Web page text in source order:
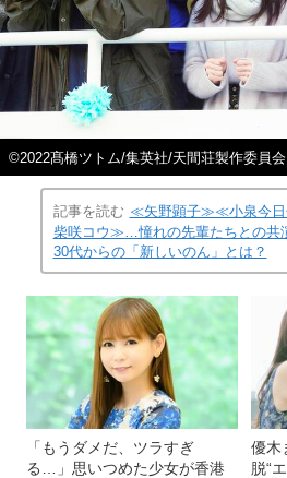
©2022髙橋ツトム/集英社/天間荘製作委員会
記事を読む ≪矢野顕子≫≪小泉今
柴咲コウ≫…憧れの先輩たちとの共
30代からの「新しいのん」とは？
「もうダメだ、ツラすぎ
る…」思いつめた少女が香港
優木
脱“